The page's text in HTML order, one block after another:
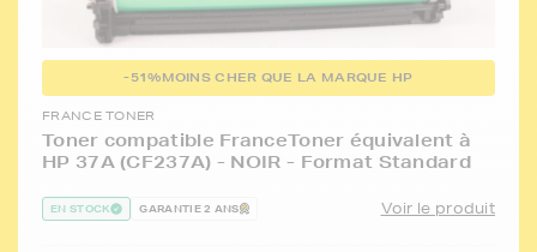
-51%MOINS CHER QUE LA MARQUE HP
FRANCE TONER
Toner compatible FranceToner équivalent à
HP 37A (CF237A) - NOIR - Format Standard
EN STOCK GARANTIE 2 ANS Voir le produit